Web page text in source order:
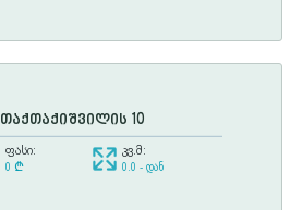
თაქთაქიშვილის 10
ფასი:
0 ¢
კვ.მ:
0.0 - დან